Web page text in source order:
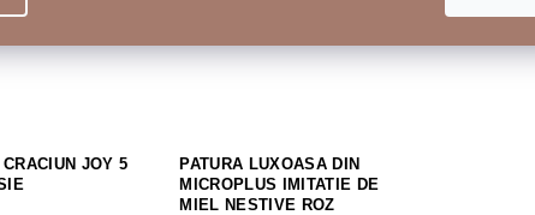
JOY 5
PATURA LUXOASA DIN
MICROPLUS IMITATIE DE
MIEL NESTIVE ROZ